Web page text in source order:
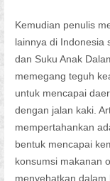
Kemudian penulis
lainnya di Indonesia
dan Suku Anak
memegang teguh
untuk mencapai
dengan jalan kaki.
mempertahankan
bentuk mencapai
konsumsi makanan
menyehatkan